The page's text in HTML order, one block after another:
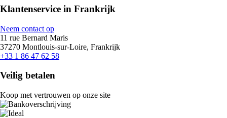
Klantenservice in Frankrijk
Neem contact op
11 rue Bernard Maris
37270 Montlouis-sur-Loire, Frankrijk
+33 1 86 47 62 58
Veilig betalen
Koop met vertrouwen op onze site